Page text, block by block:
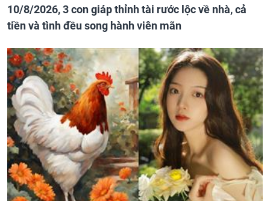
10/8/2026, 3 con giáp thỉnh tài rước lộc về nhà, cả
tiền và tình đều song hành viên mãn